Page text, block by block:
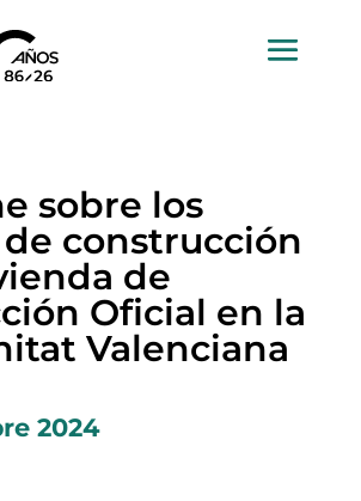
sobre los
de construcción
de
Oficial en la
Valenciana
2024